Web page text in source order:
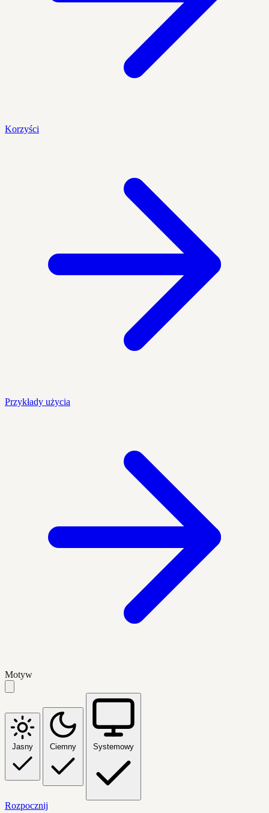
Korzyści
Przykłady użycia
Motyw
Jasny Ciemny Systemowy
Rozpocznij